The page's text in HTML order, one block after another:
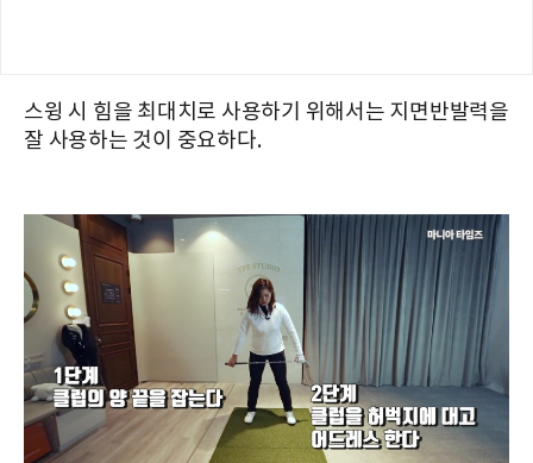
스윙 시 힘을 최대치로 사용하기 위해서는 지면반발력을
잘 사용하는 것이 중요하다.